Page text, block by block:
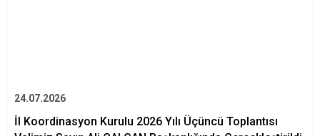
24.07.2026
İl Koordinasyon Kurulu 2026 Yılı Üçüncü Toplantısı